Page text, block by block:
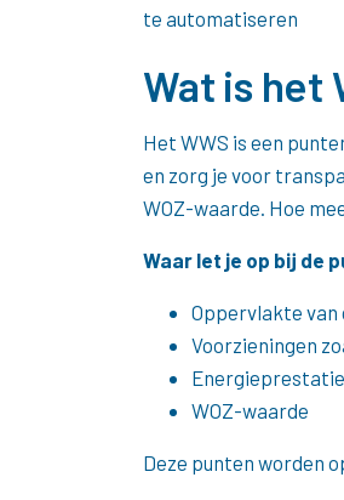
te automatiseren
Wat is het
Het WWS is een
en zorg je voor
WOZ-waarde. Hoe
Waar let je op bij de
Oppervlakte van
Voorzieningen
WOZ-waarde
Deze punten worden